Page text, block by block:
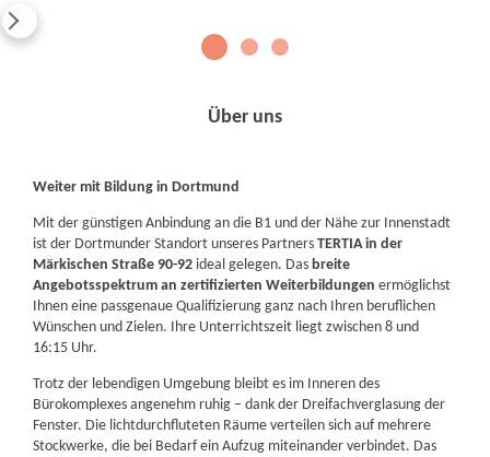
2 3
Über uns
Weiter mit Bildung in Dortmund
Mit der günstigen Anbindung an die B1 und der Nähe zur Innenstadt
ist der Dortmunder Standort unseres PartnersTERTIA in der
Märkischen Straße 90-92 ideal gelegen. Dasbreite
Angebotsspektrum an zertifizierten Weiterbildungen ermöglichst
Ihnen eine passgenaue Qualifizierung ganz nach Ihren beruflichen
Wünschen und Zielen. Ihre Unterrichtszeit liegt zwischen 8 und
16:15 Uhr.
Trotz der lebendigen Umgebung bleibt es im Inneren des
Bürokomplexes angenehm ruhig – dank der Dreifachverglasung der
Fenster. Die lichtdurchfluteten Räume verteilen sich auf mehrere
Stockwerke, die bei Bedarf ein Aufzug miteinander verbindet. Das